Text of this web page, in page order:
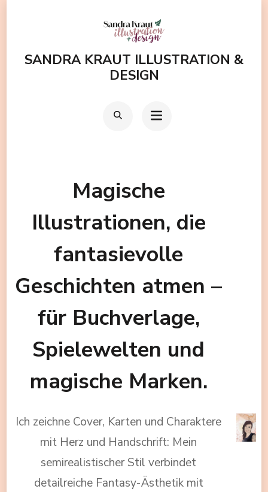
Inhalt
springen
(Enter
SANDRA KRAUT ILLUSTRATION &
DESIGN
Magische
Illustrationen, die
fantasievolle
Geschichten atmen –
für Buchverlage,
Spielewelten und
magische Marken.
Ich zeichne Cover, Karten und Charaktere
mit Herz und Handschrift: Mein
semirealistischer Stil verbindet
detailreiche Fantasy-Ästhetik mit